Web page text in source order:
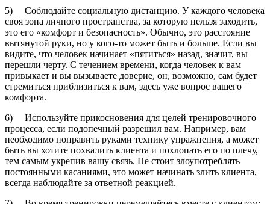
5) Соблюдайте социальную дистанцию. У каждого человека
своя зона личного пространства, за которую нельзя заходить,
это его «комфорт и безопасность». Обычно, это расстояние
вытянутой руки, но у кого-то может быть и больше. Если вы
видите, что человек начинает «пятиться» назад, значит, вы
перешли черту. С течением времени, когда человек к вам
привыкает и вы вызываете доверие, он, возможно, сам будет
стремиться приблизиться к вам, здесь уже вопрос вашего
комфорта.
6) Используйте прикосновения для целей тренировочного
процесса, если подопечный разрешил вам. Например, вам
необходимо поправить руками технику упражнения, а может
быть вы хотите похвалить клиента и похлопать его по плечу,
тем самым укрепив вашу связь. Не стоит злоупотреблять
постоянными касаниями, это может начинать злить клиента,
всегда наблюдайте за ответной реакцией.